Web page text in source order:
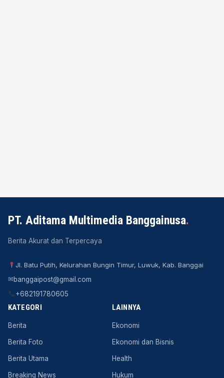
PT. Aditama Multimedia Banggainusa.
Berita Akurat dan Terpercaya
Jl. Batu Putih, Kelurahan Bungin Timur, Luwuk, Kab. Banggai
✉banggaipost@gmail.com
+682191780605
KATEGORI
Berita
Berita Foto
Berita Utama
Breaking News
LAINNYA
Ekonomi
Ekonomi dan Bisnis
Health
Hukum